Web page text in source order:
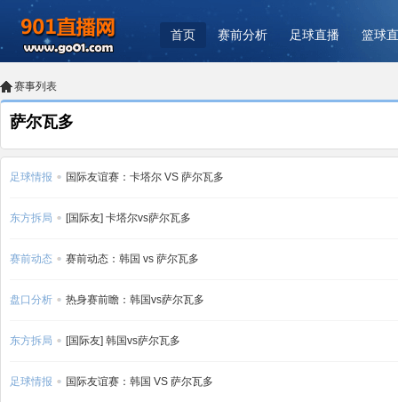
首页 赛前分析 足球直播 篮球
赛事列表
萨尔瓦多
足球情报 国际友谊赛：卡塔尔 VS 萨尔瓦多
东方拆局 [国际友] 卡塔尔vs萨尔瓦多
赛前动态 赛前动态：韩国 vs 萨尔瓦多
盘口分析 热身赛前瞻：韩国vs萨尔瓦多
东方拆局 [国际友] 韩国vs萨尔瓦多
足球情报 国际友谊赛：韩国 VS 萨尔瓦多